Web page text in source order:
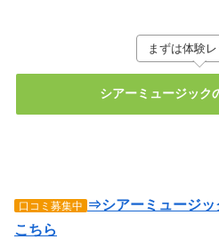
まずは体験
シアーミュージック
口コミ募集中 ⇒シアーミュージッ
こちら